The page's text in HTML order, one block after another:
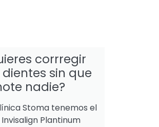
corrregir
sin que
nadie?
Stoma tenemos el
Plantinum